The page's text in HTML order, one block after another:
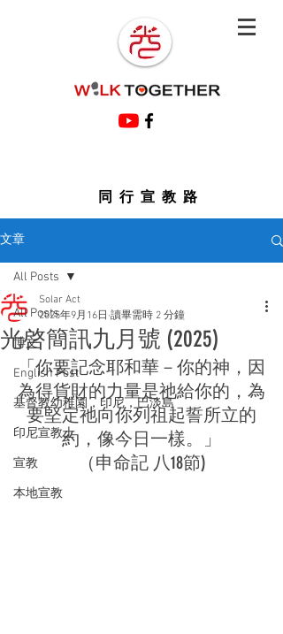
同行宣教路
文章
All Posts
博文
English Post
基督教幼稚園，印尼，巴淡島
印尼宣教士
宣教
本地宣教
All Posts
光啓簡訊九月號 (2025)
Solar Act
2025年9月16日 讀畢需時 2 分鐘
「你要記念耶和華－你的神，因
為得貨財的力量是祂給你的，為
要堅定祂向你列祖起誓所立的
約，像今日一樣。」
（申命記 八18節)